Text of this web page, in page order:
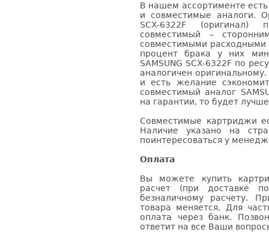
В нашем ассортименте
и совместимые аналоги.
SCX-6322F (оригинал)
совместимый –
совместимыми расходными
процент брака у них
SAMSUNG SCX-6322F по
аналогичен
и есть желание
совместимый аналог
на гарантии, то будет
Совместимые картриджи
Наличие указано на
поинтересоваться у
Оплата
Вы можете купить
расчет (при доставке
безналичному расчету.
товара меняется. Для
оплата через банк.
ответит на все Ваши